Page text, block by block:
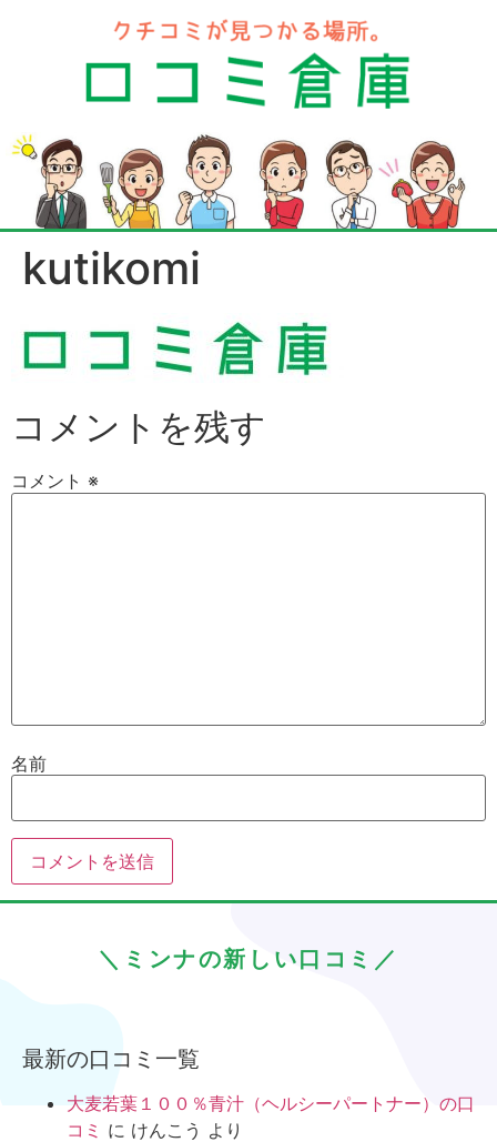
kutikomi
コメントを残す
コメント ※
名前
＼ミンナの新しい口コミ／
最新の口コミ一覧
大麦若葉１００％青汁（ヘルシーパートナー）の口
コミ に けんこう より